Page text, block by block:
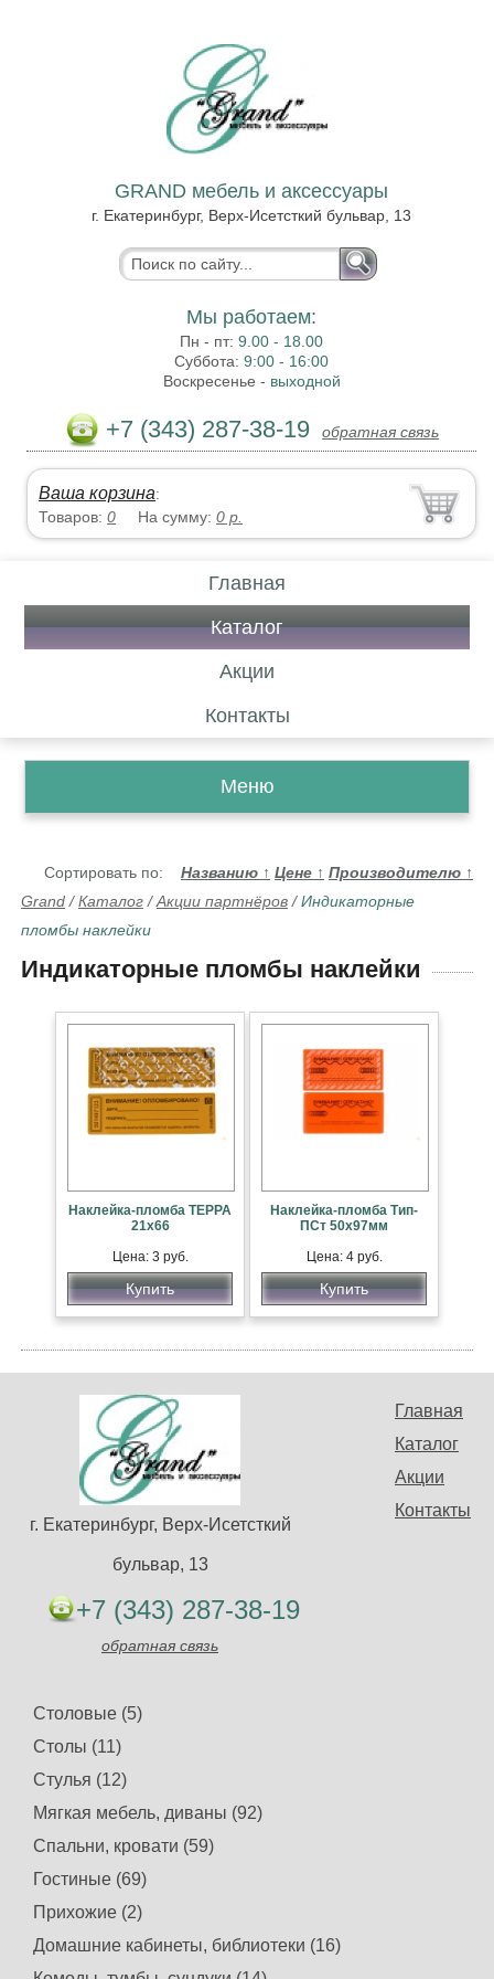
GRAND мебель и аксессуары
г. Екатеринбург, Верх-Исетсткий бульвар, 13
Мы работаем:
Пн - пт:9.00 - 18.00
Суббота:9:00 - 16:00
Воскресенье - выходной
+7 (343) 287-38-19 обратная связь
Ваша корзина:
Товаров:0 На сумму:0 р.
Главная
Каталог
Акции
Контакты
Меню
Сортировать по: Названию ↑ Цене ↑ Производителю ↑
Grand /Каталог /Акции партнёров /Индикаторные
пломбы наклейки
Индикаторные пломбы наклейки
Наклейка-пломба ТЕРРА
21х66
Цена: 3 руб.
Купить
Наклейка-пломба Тип-
ПСт 50х97мм
Цена: 4 руб.
Купить
Главная
Каталог
Акции
Контакты
г. Екатеринбург, Верх-Исетсткий
бульвар, 13
+7 (343) 287-38-19
обратная связь
Столовые (5)
Столы (11)
Стулья (12)
Мягкая мебель, диваны (92)
Спальни, кровати (59)
Гостиные (69)
Прихожие (2)
Домашние кабинеты, библиотеки (16)